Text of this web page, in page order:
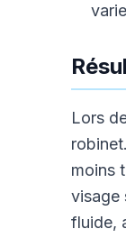
Lors
moins
visage
fluide,